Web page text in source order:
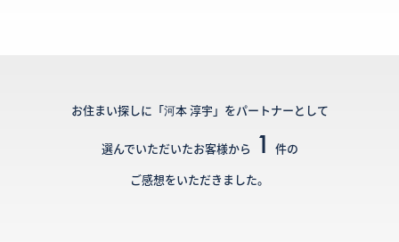
お住まい探しに「河本 淳宇」をパートナーとして
選んでいただいたお客様から 1 件の
ご感想をいただきました。